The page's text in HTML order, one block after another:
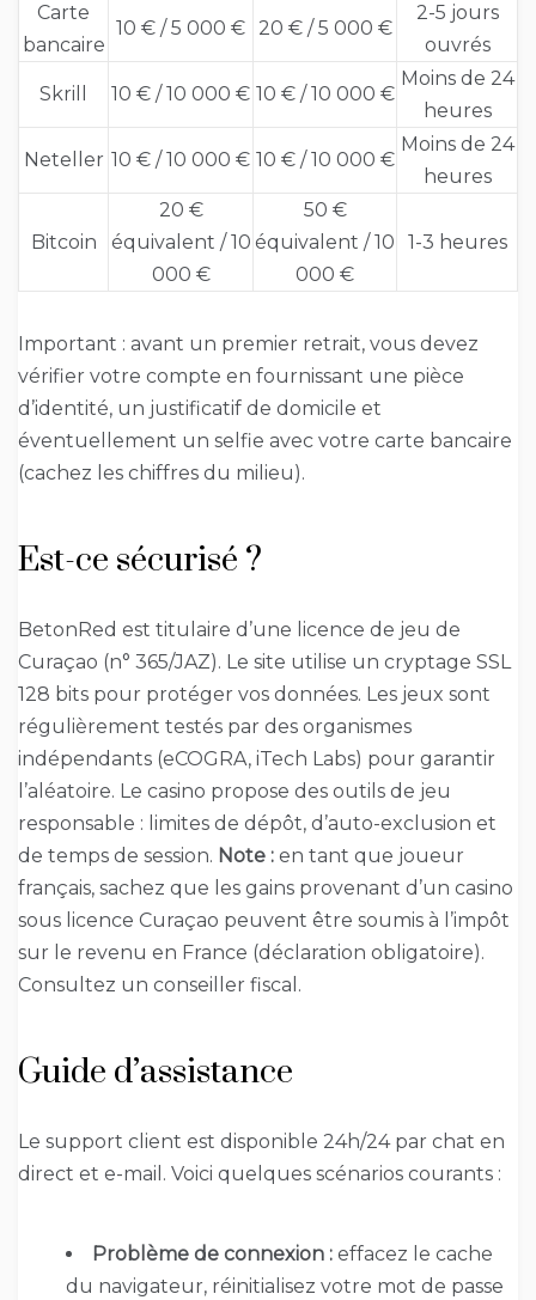
Carte
bancaire
10 € / 5 000 € 20 € / 5 000 €
2-5 jours
ouvrés
Skrill 10 € / 10 000 € 10 € / 10 000 €
Moins de 24
heures
Neteller 10 € / 10 000 € 10 € / 10 000 €
Moins de 24
heures
Bitcoin
20 €
équivalent / 10
000 €
50 €
équivalent / 10
000 €
1-3 heures
Important : avant un premier retrait, vous devez
vérifier votre compte en fournissant une pièce
d’identité, un justificatif de domicile et
éventuellement un selfie avec votre carte bancaire
(cachez les chiffres du milieu).
Est-ce sécurisé ?
BetonRed est titulaire d’une licence de jeu de
Curaçao (n° 365/JAZ). Le site utilise un cryptage SSL
128 bits pour protéger vos données. Les jeux sont
régulièrement testés par des organismes
indépendants (eCOGRA, iTech Labs) pour garantir
l’aléatoire. Le casino propose des outils de jeu
responsable : limites de dépôt, d’auto-exclusion et
de temps de session. Note : en tant que joueur
français, sachez que les gains provenant d’un casino
sous licence Curaçao peuvent être soumis à l’impôt
sur le revenu en France (déclaration obligatoire).
Consultez un conseiller fiscal.
Guide d’assistance
Le support client est disponible 24h/24 par chat en
direct et e-mail. Voici quelques scénarios courants :
Problème de connexion : effacez le cache
du navigateur, réinitialisez votre mot de passe